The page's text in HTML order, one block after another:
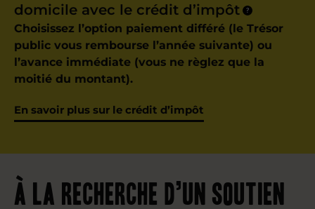
domicile avec le crédit d’impôt
?
Choisissez l’option paiement différé (le Trésor
public vous rembourse l’année suivante) ou
l’avance immédiate (vous ne règlez que la
moitié du montant).
En savoir plus sur le crédit d’impôt
À la recherche d’un soutien